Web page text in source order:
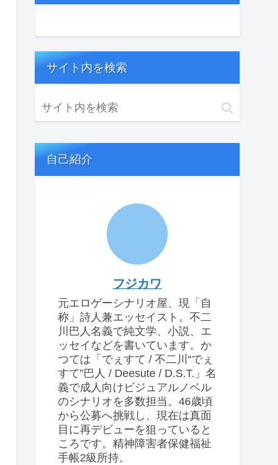
サイト内を検索
自己紹介
フジカワ
元エロゲーシナリオ屋、現「自
称」詩人兼エッセイスト。不二
川巴人名義で純文学、小説、エ
ッセイなどを書いています。か
つては「でぇすて / 不二川“でぇ
すて”巴人 / Deesute / D.S.T.」名
義で成人向けビジュアルノベル
のシナリオを多数担当。46歳頃
から公募へ挑戦し、現在は真面
目に再デビューを狙っていると
ころです。精神障害者保健福祉
手帳2級所持。